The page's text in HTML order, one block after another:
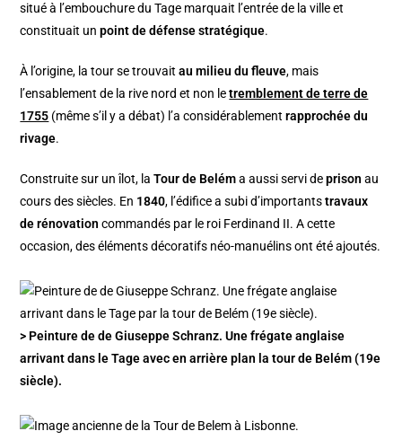
situé à l’embouchure du Tage marquait l’entrée de la ville et
constituait unpoint de défense stratégique.
À l’origine, la tour se trouvaitau milieu du fleuve, mais
l’ensablement de la rive nord et non letremblement de terre de
1755 (même s’il y a débat) l’a considérablementrapprochée du
rivage.
Construite sur un îlot, laTour de Beléma aussi servi deprison au
cours des siècles. En 1840, l’édifice a subi d’importantstravaux
de rénovation commandés par le roi Ferdinand II. A cette
occasion, des éléments décoratifs néo-manuélins ont été ajoutés.
> Peinture de de Giuseppe Schranz. Une frégate anglaise
arrivant dans le Tage avec en arrière plan la tour de Belém (19e
siècle).